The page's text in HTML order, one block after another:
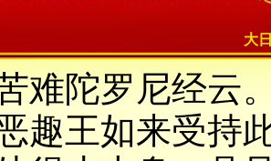
大
难陀罗尼经云
趣王如来受持